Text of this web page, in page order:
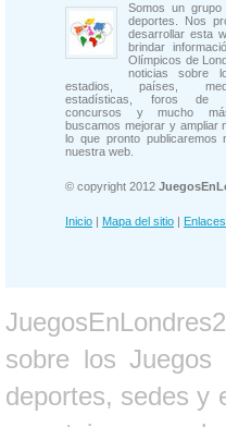
Somos un
deportes. Nos
desarrollar esta
brindar
Olímpicos de
noticias sobre
estadios, países,
estadísticas, foros de
concursos y mucho
buscamos mejorar y ampliar
lo que pronto publicaremos
nuestra web.
© copyright 2012
Inicio | Mapa del sitio | Enlaces
sobre los Juegos
deportes, sedes y